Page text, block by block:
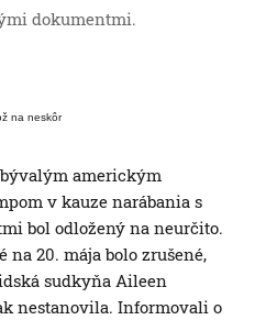
dokumentmi.
na neskôr
americkým
v kauze narábania s
bol odložený na neurčito.
na 20. mája bolo zrušené,
sudkyňa Aileen
nestanovila. Informovali o